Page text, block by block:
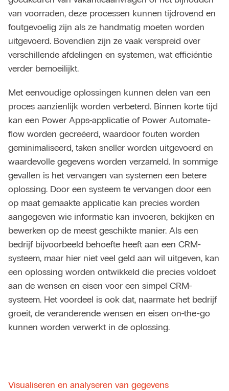
van voorraden, deze processen kunnen tijdrovend en
foutgevoelig zijn als ze handmatig moeten worden
uitgevoerd. Bovendien zijn ze vaak verspreid over
verschillende afdelingen en systemen, wat efficiëntie
verder bemoeilijkt.
Met eenvoudige oplossingen kunnen delen van een
proces aanzienlijk worden verbeterd. Binnen korte tijd
kan een Power Apps-applicatie of Power Automate-
flow worden gecreëerd, waardoor fouten worden
geminimaliseerd, taken sneller worden uitgevoerd en
waardevolle gegevens worden verzameld. In sommige
gevallen is het vervangen van systemen een betere
oplossing. Door een systeem te vervangen door een
op maat gemaakte applicatie kan precies worden
aangegeven wie informatie kan invoeren, bekijken en
bewerken op de meest geschikte manier. Als een
bedrijf bijvoorbeeld behoefte heeft aan een CRM-
systeem, maar hier niet veel geld aan wil uitgeven, kan
een oplossing worden ontwikkeld die precies voldoet
aan de wensen en eisen voor een simpel CRM-
systeem. Het voordeel is ook dat, naarmate het bedrijf
groeit, de veranderende wensen en eisen on-the-go
kunnen worden verwerkt in de oplossing.
Visualiseren en analyseren van gegevens